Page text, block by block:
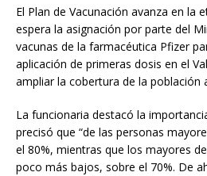
El Plan de Vacunación avanza en la
espera la asignación por parte del
vacunas de la farmacéutica Pfizer
aplicación de primeras dosis en el
ampliar la cobertura de la población
La funcionaria destacó la
precisó que “de las personas
el 80%, mientras que los mayores
poco más bajos, sobre el 70%. De